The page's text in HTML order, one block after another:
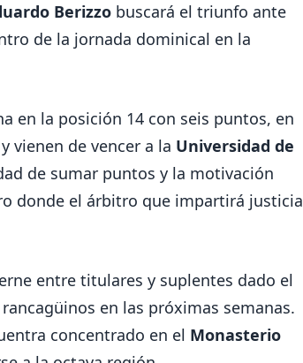
Berizzo buscará el triunfo ante
de la jornada dominical en la
en la posición 14 con seis puntos, en
vienen de vencer a la Universidad de
de sumar puntos y la motivación
donde el árbitro que impartirá justicia
entre titulares y suplentes dado el
en las próximas semanas.
concentrado en el Monasterio